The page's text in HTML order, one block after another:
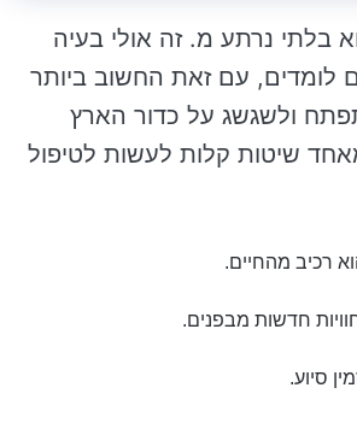
בלתי נרתע מ. זה אולי בעיה
לומדים, עם זאת החשוב ביותר
ולשגשג על כדור הארץ
שיטות קלות לעשות לטיפול
רכיב מהחיים.
חדשות מבפנים.
סיוע.